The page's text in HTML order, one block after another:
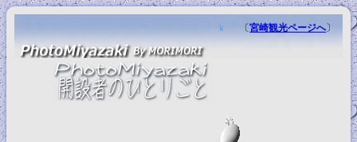
〔宮崎観光ページへ〕